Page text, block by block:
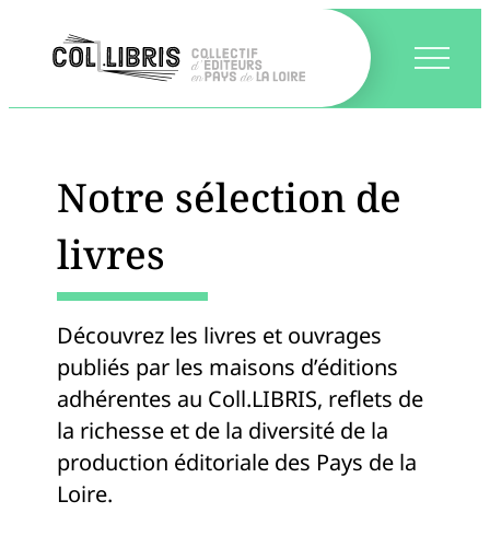
Notre sélection de
livres
Découvrez les livres et ouvrages
publiés par les maisons d’éditions
adhérentes au Coll.LIBRIS, reflets de
la richesse et de la diversité de la
production éditoriale des Pays de la
Loire.